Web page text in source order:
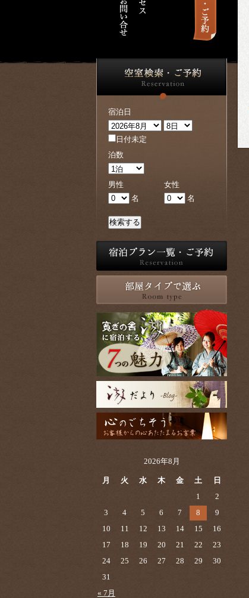
宿泊日
日付未定
泊数
男性
名
女性
名
検索する
2026年8月
月 火 水 木 金 土 日
« 7月
1
2
3
4 5 6 7 8
9
10
11 12 13 14 15
16
17
18 19 20 21 22
23
24
25 26 27 28 29
30
31